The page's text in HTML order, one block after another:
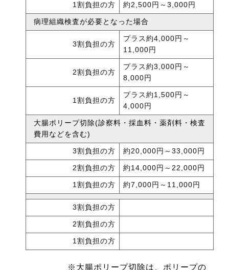
1割負担の方 約2,500円～3,000円
病理組織検査が必要となった場合
3割負担の方
プラス約4,000円～
11,000円
2割負担の方
プラス約3,000円～
8,000円
1割負担の方
プラス約1,500円～
4,000円
大腸ポリープ切除(診察料・採血料・薬剤料・検査
費用などを含む)
3割負担の方 約20,000円～33,000円
2割負担の方 約14,000円～22,000円
1割負担の方 約7,000円～11,000円
3割負担の方
2割負担の方
1割負担の方
※大腸ポリープ切除は、ポリープの